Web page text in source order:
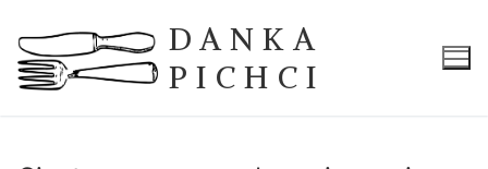
do
treści
DANKA
PICHCI